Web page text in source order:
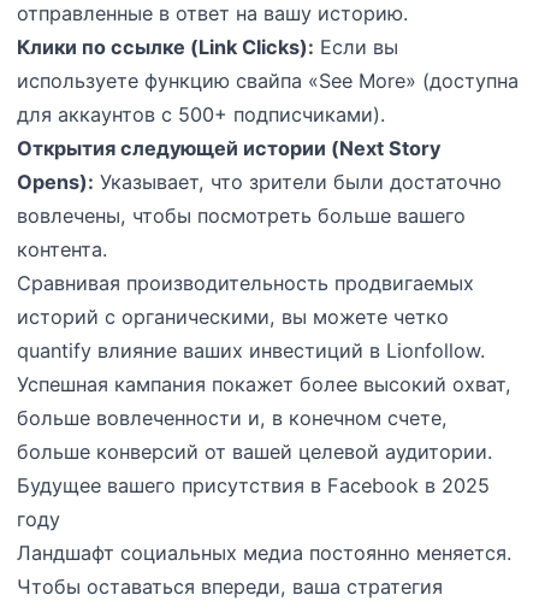
отправленные в ответ на вашу историю.
Клики по ссылке (Link Clicks): Если вы
используете функцию свайпа «See More» (доступна
для аккаунтов с 500+ подписчиками).
Открытия следующей истории (Next Story
Opens): Указывает, что зрители были достаточно
вовлечены, чтобы посмотреть больше вашего
контента.
Сравнивая производительность продвигаемых
историй с органическими, вы можете четко
quantify влияние ваших инвестиций в Lionfollow.
Успешная кампания покажет более высокий охват,
больше вовлеченности и, в конечном счете,
больше конверсий от вашей целевой аудитории.
Будущее вашего присутствия в Facebook в 2025
году
Ландшафт социальных медиа постоянно меняется.
Чтобы оставаться впереди, ваша стратегия